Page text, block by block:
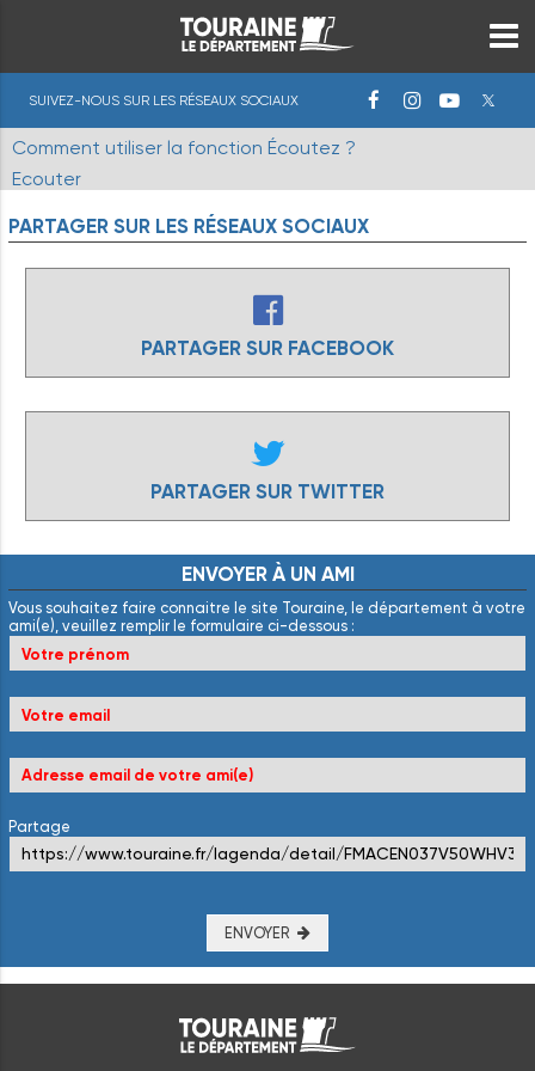
SUIVEZ-NOUS SUR LES RÉSEAUX SOCIAUX
Comment utiliser la fonction Écoutez ?
Ecouter
PARTAGER SUR LES RÉSEAUX SOCIAUX
PARTAGER SUR FACEBOOK
PARTAGER SUR TWITTER
ENVOYER À UN AMI
Vous souhaitez faire connaitre le site Touraine, le département à votre
ami(e), veuillez remplir le formulaire ci-dessous :
Partage
ENVOYER